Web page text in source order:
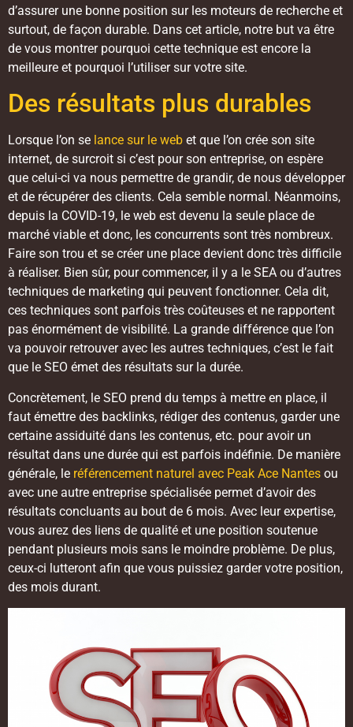
d’assurer une bonne position sur les moteurs de recherche et
surtout, de façon durable. Dans cet article, notre but va être
de vous montrer pourquoi cette technique est encore la
meilleure et pourquoi l’utiliser sur votre site.
Des résultats plus durables
Lorsque l’on se lance sur le web et que l’on crée son site
internet, de surcroit si c’est pour son entreprise, on espère
que celui-ci va nous permettre de grandir, de nous développer
et de récupérer des clients. Cela semble normal. Néanmoins,
depuis la COVID-19, le web est devenu la seule place de
marché viable et donc, les concurrents sont très nombreux.
Faire son trou et se créer une place devient donc très difficile
à réaliser. Bien sûr, pour commencer, il y a le SEA ou d’autres
techniques de marketing qui peuvent fonctionner. Cela dit,
ces techniques sont parfois très coûteuses et ne rapportent
pas énormément de visibilité. La grande différence que l’on
va pouvoir retrouver avec les autres techniques, c’est le fait
que le SEO émet des résultats sur la durée.
Concrètement, le SEO prend du temps à mettre en place, il
faut émettre des backlinks, rédiger des contenus, garder une
certaine assiduité dans les contenus, etc. pour avoir un
résultat dans une durée qui est parfois indéfinie. De manière
générale, le référencement naturel avec Peak Ace Nantes ou
avec une autre entreprise spécialisée permet d’avoir des
résultats concluants au bout de 6 mois. Avec leur expertise,
vous aurez des liens de qualité et une position soutenue
pendant plusieurs mois sans le moindre problème. De plus,
ceux-ci lutteront afin que vous puissiez garder votre position,
des mois durant.